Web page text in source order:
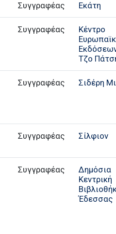
Συγγραφέας Εκάτη
Συγγραφέας
Κέντρο
Τζο
Συγγραφέας Σιδέρη
Συγγραφέας Σίλφιον
Συγγραφέας
Δημόσια
Κεντρική
Έδεσσας